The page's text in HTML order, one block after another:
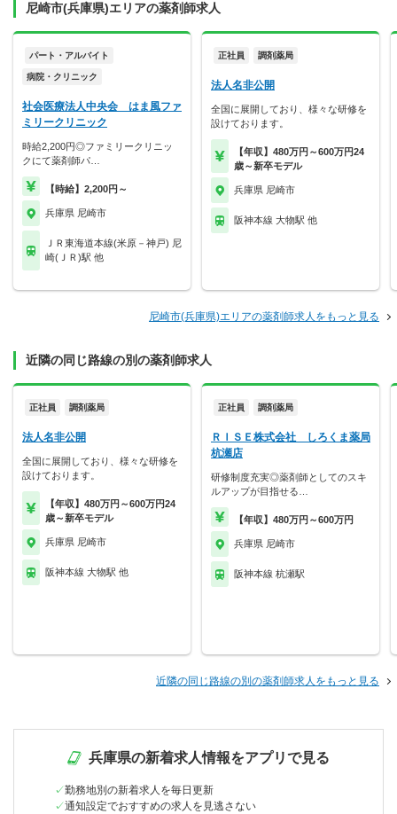
尼崎市(兵庫県)エリアの薬剤師求人
パート・アルバイト
病院・クリニック
社会医療法人中央会 はま風ファ
ミリークリニック
時給2,200円◎ファミリークリニッ
クにて薬剤師パ…
【時給】2,200円～
兵庫県 尼崎市
ＪＲ東海道本線(米原－神戸) 尼
崎(ＪＲ)駅 他
正社員 調剤薬局
法人名非公開
全国に展開しており、様々な研修を
設けております。
【年収】480万円～600万円24
歳～新卒モデル
兵庫県 尼崎市
阪神本線 大物駅 他
尼崎市(兵庫県)エリアの薬剤師求人をもっと見る
近隣の同じ路線の別の薬剤師求人
正社員 調剤薬局
法人名非公開
全国に展開しており、様々な研修を
設けております。
【年収】480万円～600万円24
歳～新卒モデル
兵庫県 尼崎市
阪神本線 大物駅 他
正社員 調剤薬局
ＲＩＳＥ株式会社 しろくま薬局
杭瀬店
研修制度充実◎薬剤師としてのスキ
ルアップが目指せる…
【年収】480万円～600万円
兵庫県 尼崎市
阪神本線 杭瀬駅
近隣の同じ路線の別の薬剤師求人をもっと見る
兵庫県の新着求人情報をアプリで見る
勤務地別の新着求人を毎日更新
通知設定でおすすめの求人を見逃さない